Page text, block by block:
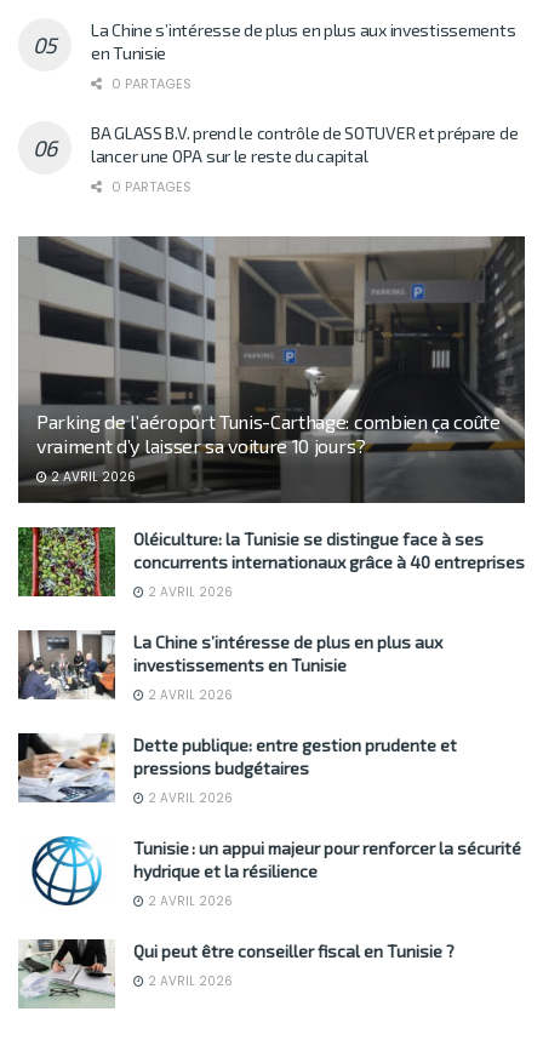
La Chine s’intéresse de plus en plus aux investissements
en Tunisie
0 PARTAGES
BA GLASS B.V. prend le contrôle de SOTUVER et prépare de
lancer une OPA sur le reste du capital
0 PARTAGES
Parking de l’aéroport Tunis-Carthage: combien ça coûte
vraiment d’y laisser sa voiture 10 jours?
2 AVRIL 2026
Oléiculture: la Tunisie se distingue face à ses
concurrents internationaux grâce à 40 entreprises
2 AVRIL 2026
La Chine s’intéresse de plus en plus aux
investissements en Tunisie
2 AVRIL 2026
Dette publique: entre gestion prudente et
pressions budgétaires
2 AVRIL 2026
Tunisie : un appui majeur pour renforcer la sécurité
hydrique et la résilience
2 AVRIL 2026
Qui peut être conseiller fiscal en Tunisie ?
2 AVRIL 2026